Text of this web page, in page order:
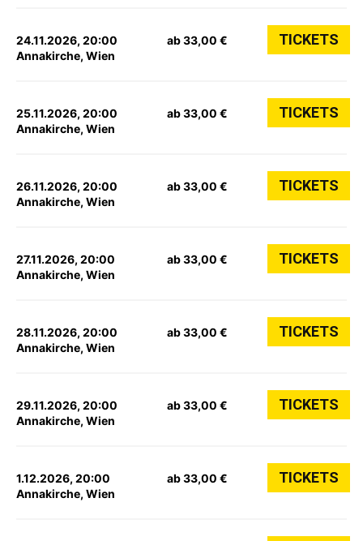
24.11.2026, 20:00
Annakirche, Wien
ab 33,00 € TICKETS
25.11.2026, 20:00
Annakirche, Wien
ab 33,00 € TICKETS
26.11.2026, 20:00
Annakirche, Wien
ab 33,00 € TICKETS
27.11.2026, 20:00
Annakirche, Wien
ab 33,00 € TICKETS
28.11.2026, 20:00
Annakirche, Wien
ab 33,00 € TICKETS
29.11.2026, 20:00
Annakirche, Wien
ab 33,00 € TICKETS
1.12.2026, 20:00
Annakirche, Wien
ab 33,00 € TICKETS